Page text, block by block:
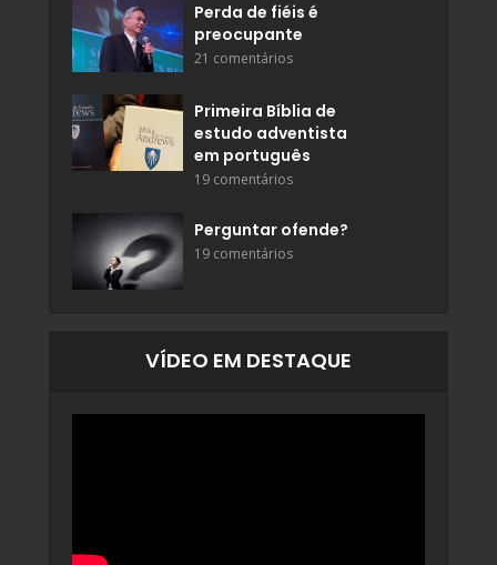
Perda de fiéis é
preocupante
21 comentários
Primeira Bíblia de
estudo adventista
em português
19 comentários
Perguntar ofende?
19 comentários
VÍDEO EM DESTAQUE